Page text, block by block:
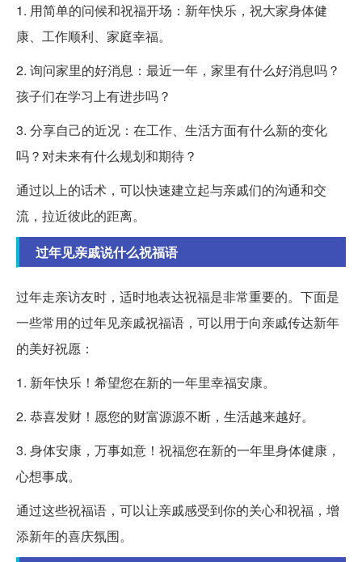
1. 用简单的问候和祝福开场：新年快乐，祝大家身体健
康、工作顺利、家庭幸福。
2. 询问家里的好消息：最近一年，家里有什么好消息吗？
孩子们在学习上有进步吗？
3. 分享自己的近况：在工作、生活方面有什么新的变化
吗？对未来有什么规划和期待？
通过以上的话术，可以快速建立起与亲戚们的沟通和交
流，拉近彼此的距离。
过年见亲戚说什么祝福语
过年走亲访友时，适时地表达祝福是非常重要的。下面是
一些常用的过年见亲戚祝福语，可以用于向亲戚传达新年
的美好祝愿：
1. 新年快乐！希望您在新的一年里幸福安康。
2. 恭喜发财！愿您的财富源源不断，生活越来越好。
3. 身体安康，万事如意！祝福您在新的一年里身体健康，
心想事成。
通过这些祝福语，可以让亲戚感受到你的关心和祝福，增
添新年的喜庆氛围。